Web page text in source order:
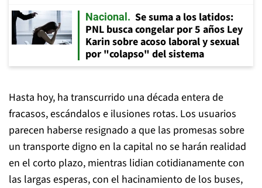
Nacional
Se suma a los latidos:
PNL busca congelar por 5 años Ley
Karin sobre acoso laboral y sexual
por "colapso" del sistema
Hasta hoy, ha transcurrido una década entera de
fracasos, escándalos e ilusiones rotas. Los usuarios
parecen haberse resignado a que las promesas sobre
un transporte digno en la capital no se harán realidad
en el corto plazo, mientras lidian cotidianamente con
las largas esperas, con el hacinamiento de los buses,